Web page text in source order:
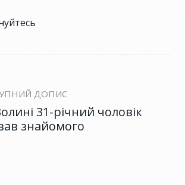
ДОПИС
31-річний чоловік
знайомого